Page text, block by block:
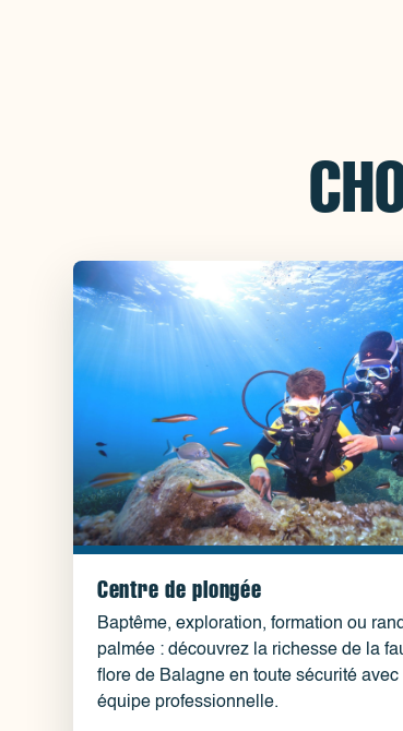
Centre de plongée
Baptême, exploration, formation ou
palmée : découvrez la richesse de la
flore de Balagne en toute sécurité avec
équipe professionnelle.